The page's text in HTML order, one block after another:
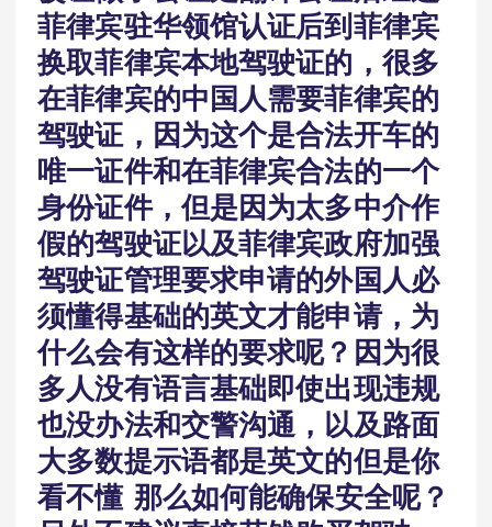
菲律宾驻华领馆认证后到菲律宾
换取菲律宾本地驾驶证的，很多
在菲律宾的中国人需要菲律宾的
驾驶证，因为这个是合法开车的
唯一证件和在菲律宾合法的一个
身份证件，但是因为太多中介作
假的驾驶证以及菲律宾政府加强
驾驶证管理要求申请的外国人必
须懂得基础的英文才能申请，为
什么会有这样的要求呢？因为很
多人没有语言基础即使出现违规
也没办法和交警沟通，以及路面
大多数提示语都是英文的但是你
看不懂 那么如何能确保安全呢？